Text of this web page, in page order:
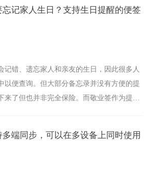
记家人生日？支持生日提醒的便签
记错、遗忘家人和亲友的生日，因此很多人
以便查询。但大部分备忘录并没有方便的提
来了但也并非完全保险。而敬业签作为提醒
端同步，可以在多设备上同时使用